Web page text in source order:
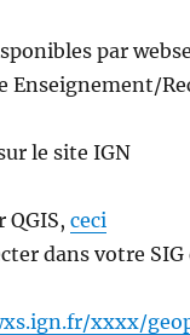
par
Enseignement/
le site IGN
ceci
dans votre
xxxx/